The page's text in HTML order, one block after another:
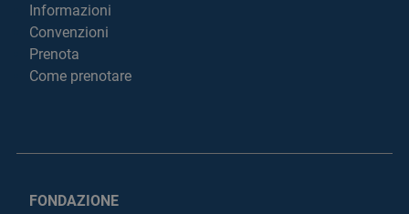
Informazioni
Convenzioni
Prenota
Come prenotare
FONDAZIONE